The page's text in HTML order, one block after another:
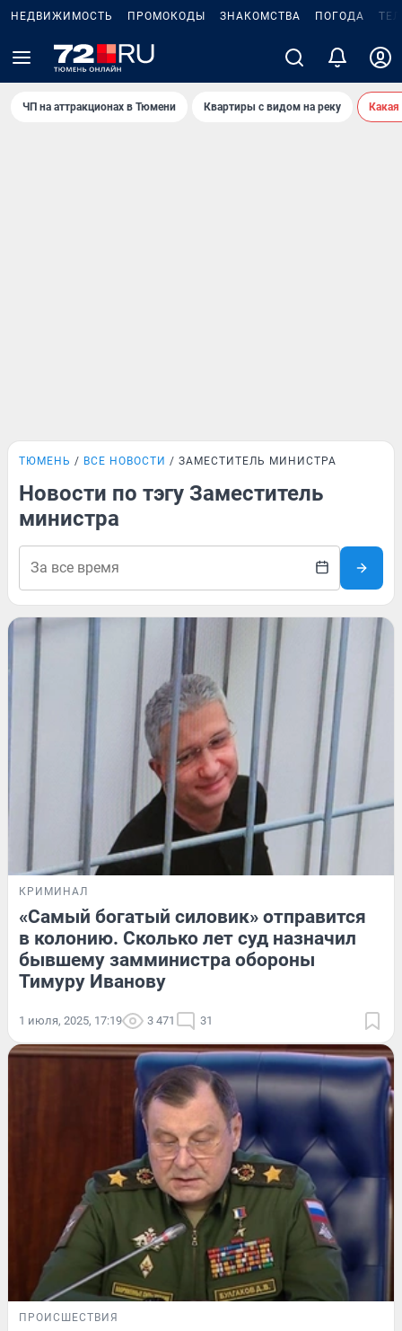
НЕДВИЖИМОСТЬ ПРОМОКОДЫ ЗНАКОМСТВА ПОГОДА
ЧП на аттракционах в Тюмени Квартиры с видом на реку
ТЮМЕНЬ ВСЕ НОВОСТИ ЗАМЕСТИТЕЛЬ МИНИСТРА
Новости по тэгу Заместитель
министра
КРИМИНАЛ
«Самый богатый силовик» отправится
в колонию. Сколько лет суд назначил
бывшему замминистра обороны
Тимуру Иванову
1 июля, 2025, 17:19 3 471 31
ПРОИСШЕСТВИЯ